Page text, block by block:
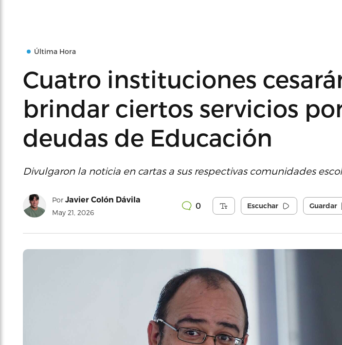
Última Hora
Cuatro instituciones
brindar ciertos servicios
deudas de Educación
Divulgaron la noticia en cartas a sus respectivas comunidades
Por Javier Colón Dávila
May 21, 2026
0 Escuchar Guardar